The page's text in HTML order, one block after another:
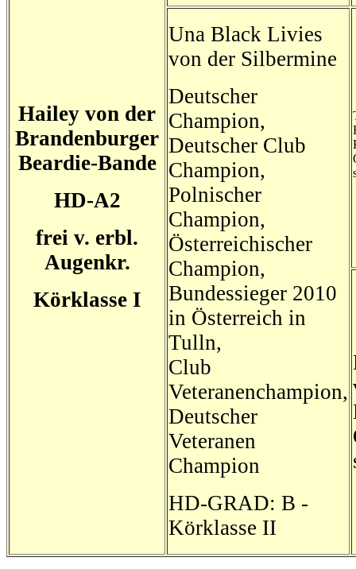
Hailey von der
Brandenburger
Beardie-Bande
HD-A2
frei v. erbl.
Augenkr.
Körklasse I
Una Black Livies
von der Silbermine
Deutscher
Champion,
Deutscher Club
Champion,
Polnischer
Champion,
Österreichischer
Champion,
Bundessieger 2010
in Österreich in
Tulln,
Club
Veteranenchampion,
Deutscher
Veteranen
Champion
HD-GRAD: B -
Körklasse II